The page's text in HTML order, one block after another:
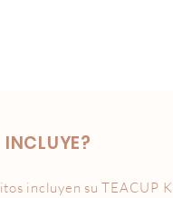
INCLUYE?
incluyen su TEACUP